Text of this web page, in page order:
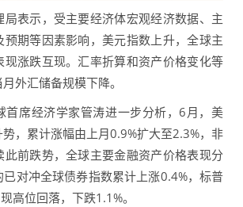
表示，受主要经济体宏观经济数据、主
预期等因素影响，美元指数上升，全球主
现涨跌互现。汇率折算和资产价格变化等
外汇储备规模下降。
席经济学家管涛进一步分析，6月，美
，累计涨幅由上月0.9%扩大至2.3%，非
此前跌势，全球主要金融资产价格表现分
对冲全球债券指数累计上涨0.4%，标普
高位回落，下跌1.1%。